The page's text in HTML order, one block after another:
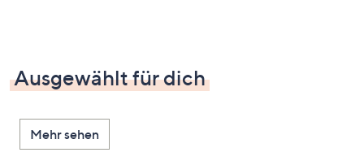
Ausgewählt für dich
Mehr sehen